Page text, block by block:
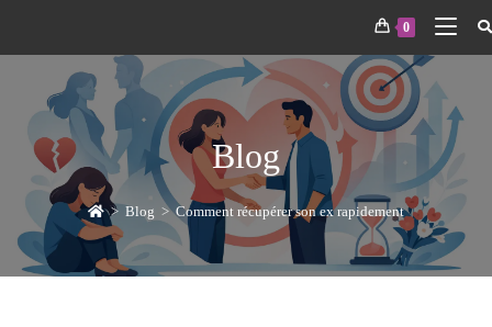
0
Blog
> Blog > Comment récupérer son ex rapidement